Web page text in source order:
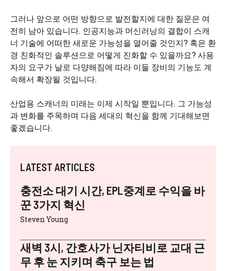
그러나 앞으로 어떤 방향으로 발전할지에 대한 질문은 여
전히 남아 있습니다. 인공지능과 머신러닝의 결합이 스캐
너 기술에 어떠한 새로운 가능성을 열어줄 것인지? 혹은 환
경 친화적인 솔루션으로 어떻게 진화할 수 있을까요? 사용
자의 요구가 날로 다양해짐에 따라 이들 장비의 기능도 계
속해서 확장될 것입니다.
산업용 스캐너의 미래는 이제 시작일 뿐입니다. 그 가능성
과 변화를 주목하며 다음 세대의 혁신을 함께 기대해보면
좋겠습니다.
LATEST ARTICLES
충전소 대기 시간, EPL중계로 수익을 바
꾼 3가지 혁신
Steven Young
새벽 3시, 간호사가 닌자티비로 교대 근
무 후 눈 지키며 축구 보는 법